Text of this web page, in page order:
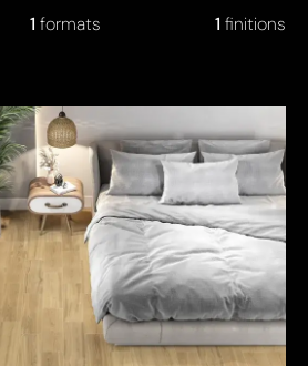
1 formats 1 finitions